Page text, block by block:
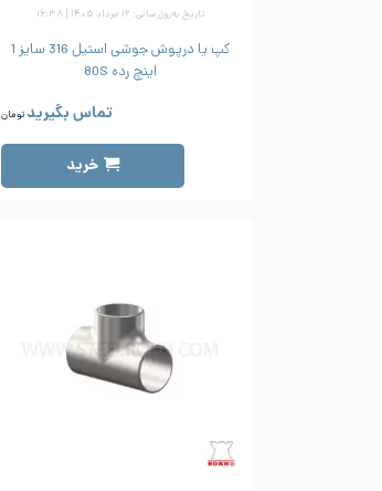
تاریخ به‌روزرسانی: ۱۲ مرداد ۱۴۰۵ | ۱۶:۳۸
کپ یا درپوش جوشی استیل 316 سایز 1
اینچ رده 80S
تماس بگیرید تومان
خرید